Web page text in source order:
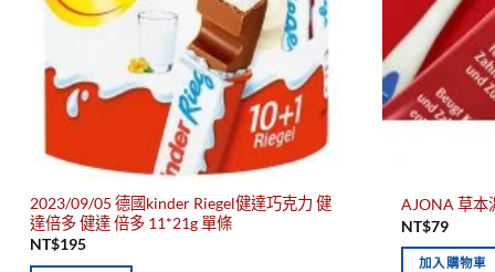
2023/09/05 德國kinder Riegel健達巧克力 健
達倍多 健達 倍多 11*21g 單條
NT$195
AJONA 草本
NT$79
加入購物車